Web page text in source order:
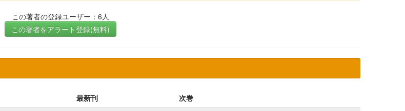
この著者の登録ユーザー：6人
この著者をアラート登録(無料)
最新刊
次巻